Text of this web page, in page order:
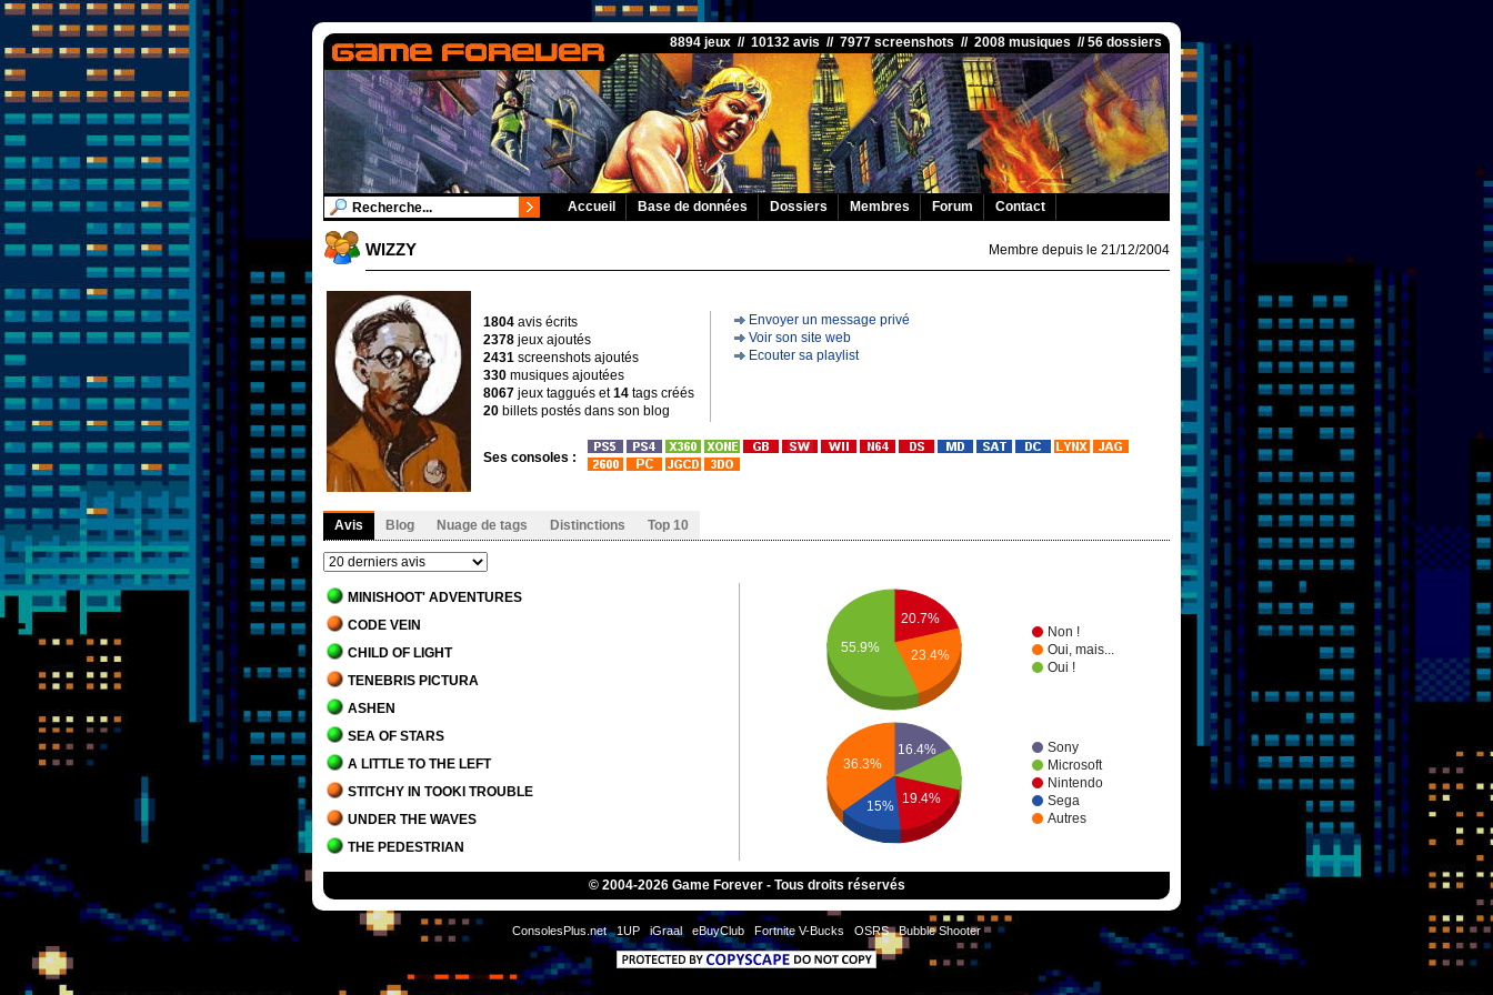
8894 jeux // 10132 avis // 7977 screenshots // 2008 musiques // 56 dossiers
Accueil Base de données Dossiers Membres Forum Contact
WIZZY Membre depuis le 21/12/2004
1804 avis écrits
2378 jeux ajoutés
2431 screenshots ajoutés
330 musiques ajoutées
8067 jeux taggués et14 tags créés
20 billets postés dans son blog
Envoyer un message privé
Voir son site web
Ecouter sa playlist
Ses consoles :
Avis Blog Nuage de tags Distinctions Top 10
MINISHOOT' ADVENTURES
CODE VEIN
CHILD OF LIGHT
TENEBRIS PICTURA
ASHEN
SEA OF STARS
A LITTLE TO THE LEFT
STITCHY IN TOOKI TROUBLE
UNDER THE WAVES
THE PEDESTRIAN
BLADES OF FIRE
THE LAST ORICRU
SEKIRO - SHADOWS DIE TWICE
PAPO & YO
Non !
Oui, mais...
Oui !
20.7%
23.4%
55.9%
Sony
Microsoft
Nintendo
Sega
Autres
16.4%
19.4%
36.3%
15%
© 2004-2026 Game Forever - Tous droits réservés
ConsolesPlus.net 1UP iGraal eBuyClub Fortnite V-Bucks OSRS Bubble Shooter